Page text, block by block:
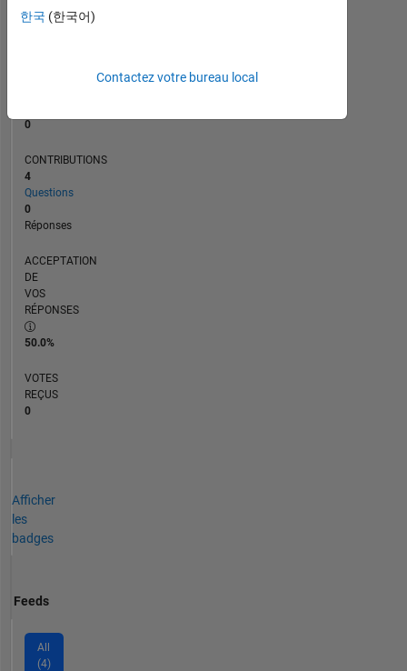
925
0
CONTRIBUTIONS
4
Questions
0
Réponses
ACCEPTATION
DE
VOS
RÉPONSES
50.0%
VOTES
REÇUS
0
Afficher
les
badges
Feeds
All
(4)
한국 (한국어)
Contactez votre bureau local